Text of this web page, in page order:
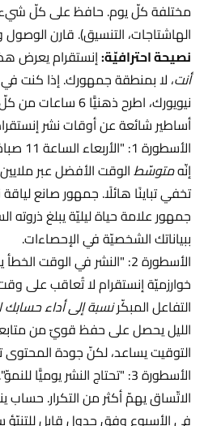
مختلفة كلّ يوم. حافظ على كلّ شيء
الهاشتاجات، التنسيق). قارن
نصيحة احترافيّة:إنستقرام يعرض
أنت، لا بمنطقة جمهورك. إذا كنت
نيويورك، اطرح ذهنيًّا 6 ساعات من كلّ رقم تراه.
أساطير شائعة عن أوقات نشر
الأسطورة 1: "الأربعاء الساعة 11 صباحًا يعمل للجميع".
إنّهمتوسّطالوقت الأفضل عبر
ببياناتك الشخصيّة في الإحصاءات.
الأسطورة 2: "النشر في الوقت الخطأ يقتل منشورك".
خوارزميّة إنستقرام لا تُعاقب على
التفاعل المبكّرنسبة إلى أداء
الليل يحصل على حفظ قويّ من
التوقيت يساعد، لكنّ جودة المحتوى تهمّ 5
الأسطورة 3: "تحتاج النشر يوميًّا للنموّ".